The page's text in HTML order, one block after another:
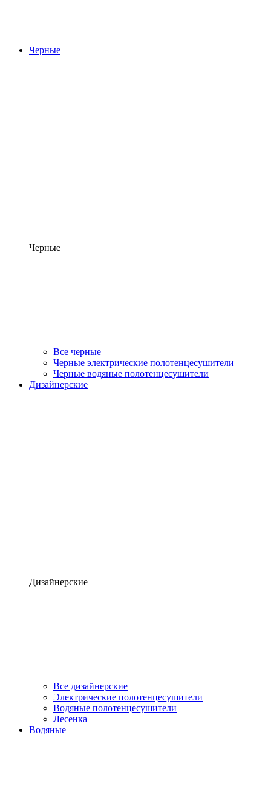
Черные
Черные
Все черные
Черные электрические полотенцесушители
Черные водяные полотенцесушители
Дизайнерские
Дизайнерские
Все дизайнерские
Электрические полотенцесушители
Водяные полотенцесушители
Лесенка
Водяные